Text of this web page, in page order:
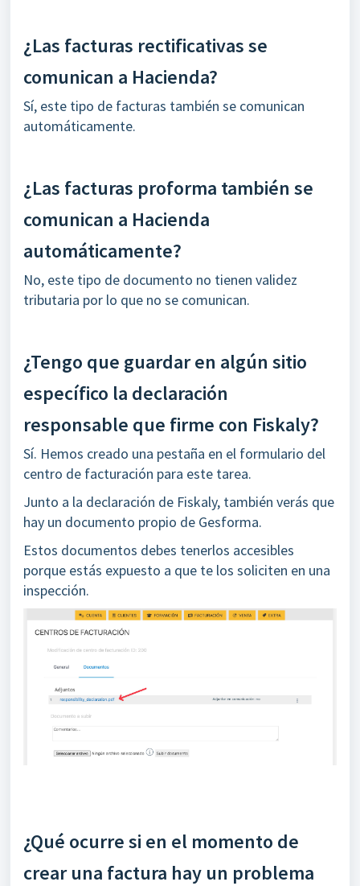
¿Las facturas rectificativas se
comunican a Hacienda?
Sí, este tipo de facturas también se comunican
automáticamente.
¿Las facturas proforma también se
comunican a Hacienda
automáticamente?
No, este tipo de documento no tienen validez
tributaria por lo que no se comunican.
¿Tengo que guardar en algún sitio
específico la declaración
responsable que firme con Fiskaly?
Sí. Hemos creado una pestaña en el formulario del
centro de facturación para este tarea.
Junto a la declaración de Fiskaly, también verás que
hay un documento propio de Gesforma.
Estos documentos debes tenerlos accesibles
porque estás expuesto a que te los soliciten en una
inspección.
¿Qué ocurre si en el momento de
crear una factura hay un problema